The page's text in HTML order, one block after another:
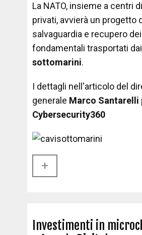
La NATO, insieme a centri
privati, avvierà un progetto
salvaguardia e recupero
fondamentali trasportati dai
sottomarini.
I dettagli nell'articolo del
generale Marco Santarelli
Cybersecurity360
+​
Investimenti in